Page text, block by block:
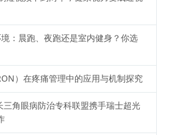
：晨跑、夜跑还是室内健身？你选
）在疼痛管理中的应用与机制探究
角眼病防治专科联盟携手瑞士超光